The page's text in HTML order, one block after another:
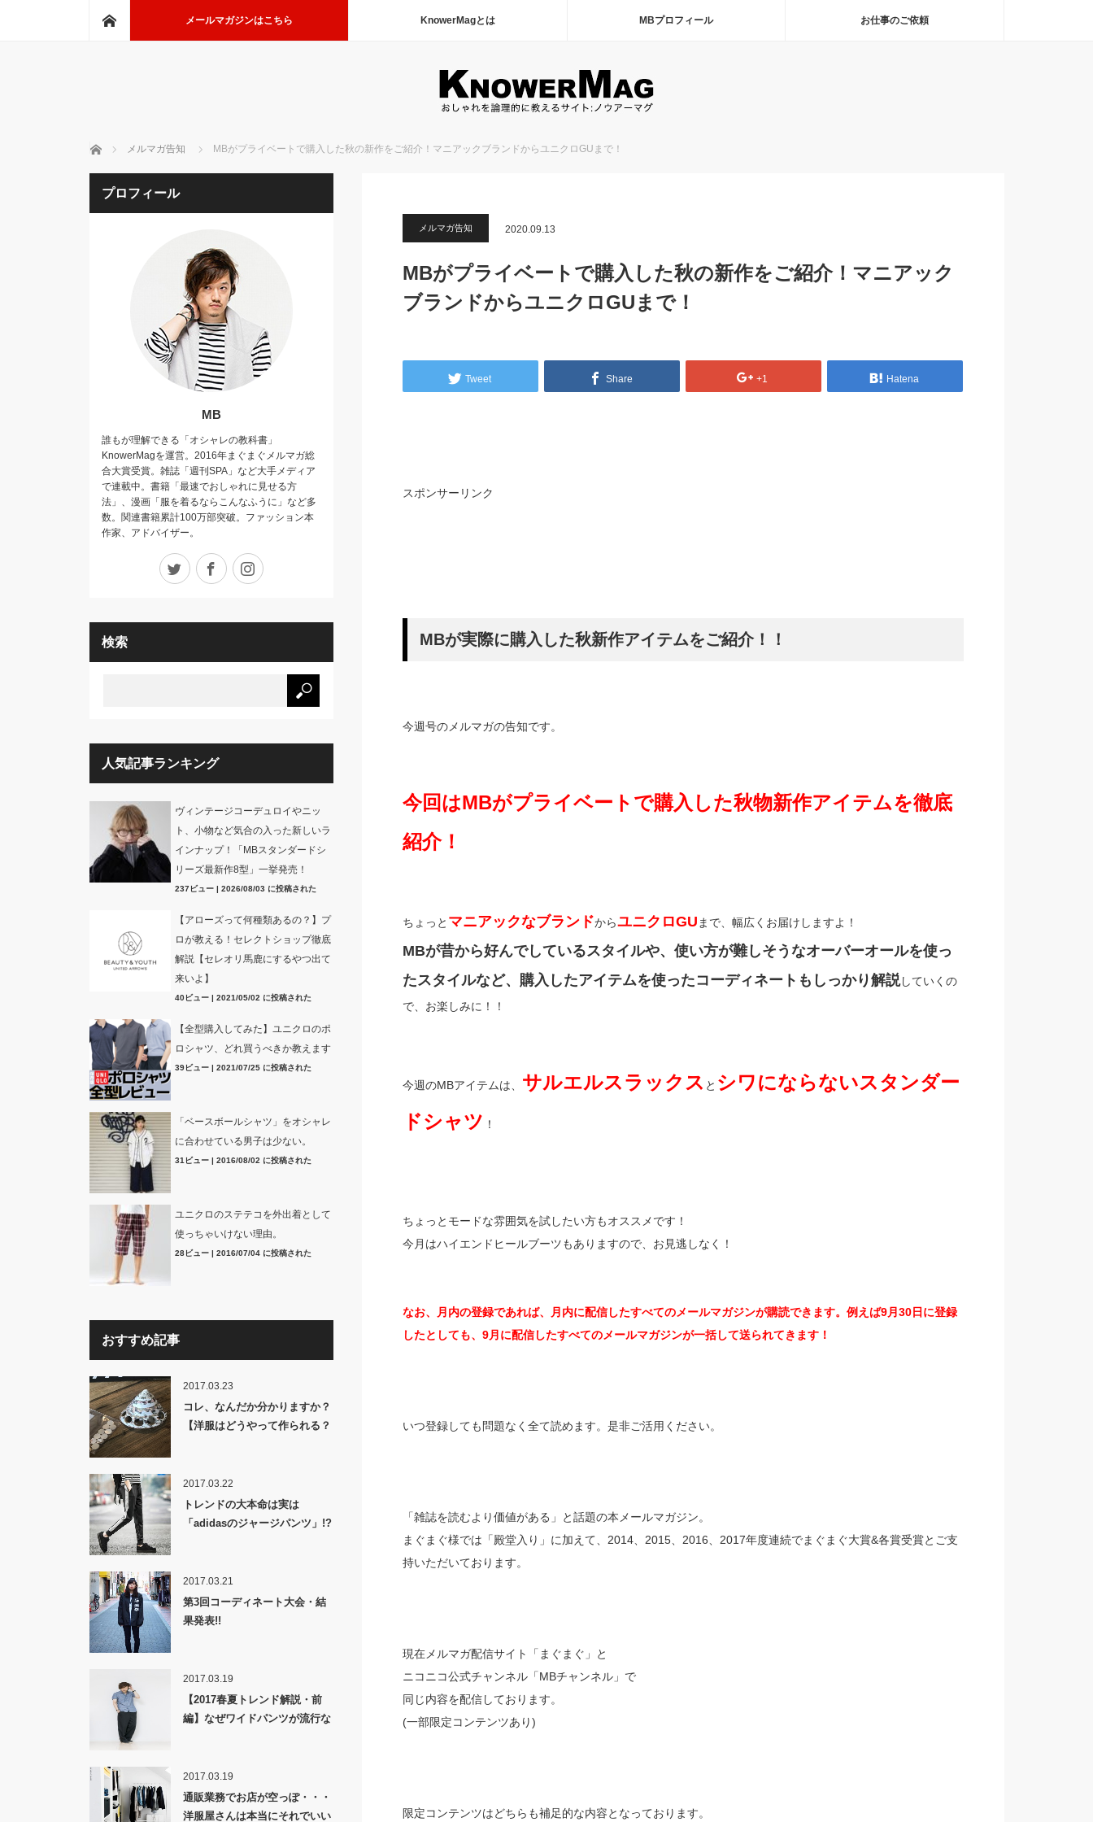
メールマガジンはこちら KnowerMagとは MBプロフィール お仕事のご依頼
ホーム メルマガ告知 MBがプライベートで購入した秋の新作をご紹介！マニアックブランドからユニクロGUまで！
メルマガ告知 2020.09.13
MBがプライベートで購入した秋の新作をご紹介！マニアック
ブランドからユニクロGUまで！
Tweet Share +1 Hatena
スポンサーリンク
MBが実際に購入した秋新作アイテムをご紹介！！
今週号のメルマガの告知です。
今回はMBがプライベートで購入した秋物新作アイテムを徹底
紹介！
ちょっと マニアックなブランドからユニクロGU まで、幅広くお届けしますよ！
MBが昔から好んでしているスタイルや、使い方が難しそうなオーバーオールを使っ
たスタイルなど、購入したアイテムを使ったコーディネートもしっかり解説していくの
で、お楽しみに！！
今週のMBアイテムは、 サルエルスラックス と シワにならないスタンダー
ドシャツ ！
ちょっとモードな雰囲気を試したい方もオススメです！
今月はハイエンドヒールブーツもありますので、お見逃しなく！
なお、月内の登録であれば、月内に配信したすべてのメールマガジンが購読できます。例えば9月30日に登録
したとしても、9月に配信したすべてのメールマガジンが一括して送られてきます！
いつ登録しても問題なく全て読めます。是非ご活用ください。
「雑誌を読むより価値がある」と話題の本メールマガジン。
まぐまぐ様では「殿堂入り」に加えて、2014、2015、2016、2017年度連続でまぐまぐ大賞&各賞受賞とご支
持いただいております。
現在メルマガ配信サイト「まぐまぐ」と
ニコニコ公式チャンネル「MBチャンネル」で
同じ内容を配信しております。
(一部限定コンテンツあり)
限定コンテンツはどちらも補足的な内容となっております。
プロフィール
MB
誰もが理解できる「オシャレの教科書」
KnowerMagを運営。2016年まぐまぐメルマガ総
合大賞受賞。雑誌「週刊SPA」など大手メディア
で連載中。書籍「最速でおしゃれに見せる方
法」、漫画「服を着るならこんなふうに」など多
数。関連書籍累計100万部突破。ファッション本
作家、アドバイザー。
Twitter Facebook
検索
人気記事ランキング
ヴィンテージコーデュロイやニッ
ト、小物など気合の入った新しいラ
インナップ！「MBスタンダードシ
リーズ最新作8型」一挙発売！
237ビュー| 2026/08/03 に投稿された
【アローズって何種類あるの？】プ
ロが教える！セレクトショップ徹底
解説【セレオリ馬鹿にするやつ出て
来いよ】
40ビュー| 2021/05/02 に投稿された
【全型購入してみた】ユニクロのポ
ロシャツ、どれ買うべきか教えます
39ビュー| 2021/07/25 に投稿された
「ベースボールシャツ」をオシャレ
に合わせている男子は少ない。
31ビュー| 2016/08/02 に投稿された
ユニクロのステテコを外出着として
使っちゃいけない理由。
28ビュー| 2016/07/04 に投稿された
おすすめ記事
2017.03.23
コレ、なんだか分かりますか？
【洋服はどうやって作られる？
2017.03.22
トレンドの大本命は実は
「adidasのジャージパンツ」!?
2017.03.21
第3回コーディネート大会・結
果発表!!
2017.03.19
【2017春夏トレンド解説・前
編】なぜワイドパンツが流行な
2017.03.19
通販業務でお店が空っぽ・・・
洋服屋さんは本当にそれでいい